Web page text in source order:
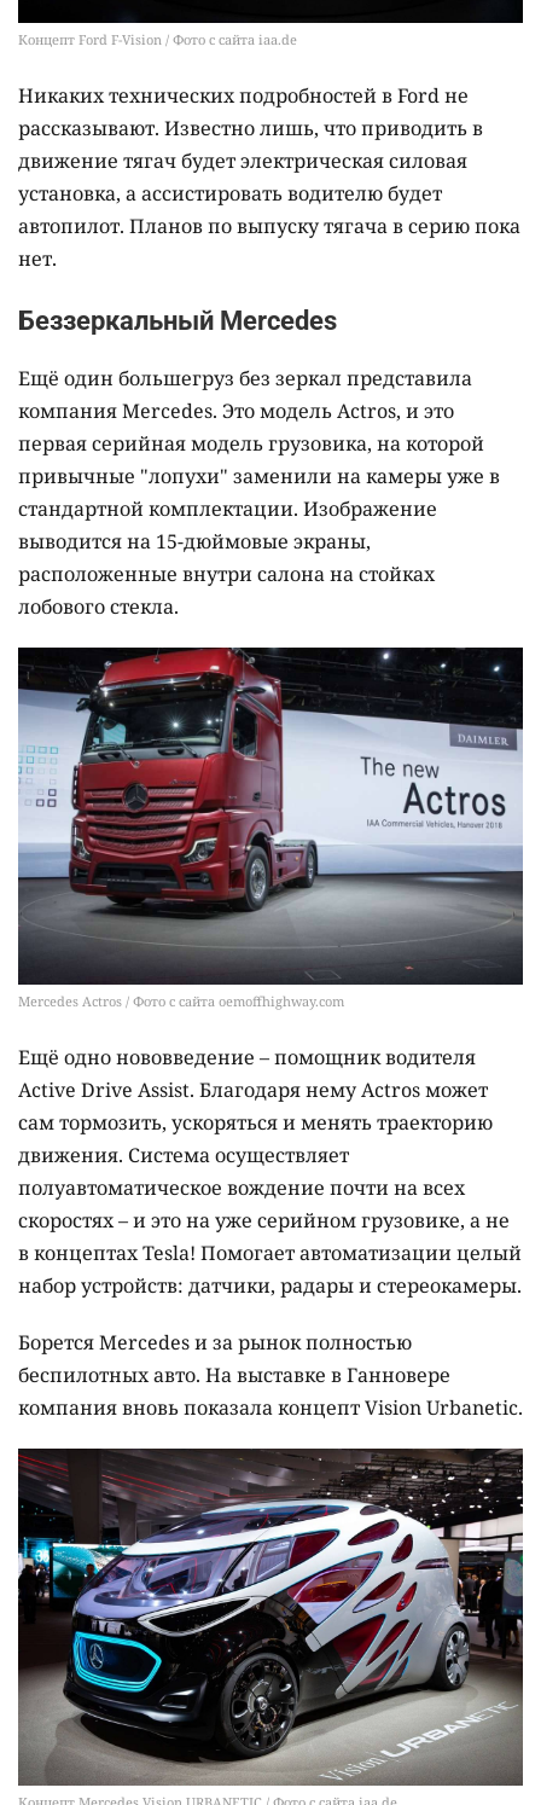
Концепт Ford F-Vision / Фото с сайта iaa.de
Никаких технических подробностей в Ford не
рассказывают. Известно лишь, что приводить в
движение тягач будет электрическая силовая
установка, а ассистировать водителю будет
автопилот. Планов по выпуску тягача в серию пока
нет.
Беззеркальный Mercedes
Ещё один большегруз без зеркал представила
компания Mercedes. Это модель Actros, и это
первая серийная модель грузовика, на которой
привычные "лопухи" заменили на камеры уже в
стандартной комплектации. Изображение
выводится на 15-дюймовые экраны,
расположенные внутри салона на стойках
лобового стекла.
Mercedes Actros / Фото с сайта oemoffhighway.com
Ещё одно нововведение – помощник водителя
Active Drive Assist. Благодаря нему Actros может
сам тормозить, ускоряться и менять траекторию
движения. Система осуществляет
полуавтоматическое вождение почти на всех
скоростях – и это на уже серийном грузовике, а не
в концептах Tesla! Помогает автоматизации целый
набор устройств: датчики, радары и стереокамеры.
Борется Mercedes и за рынок полностью
беспилотных авто. На выставке в Ганновере
компания вновь показала концепт Vision Urbanetic.